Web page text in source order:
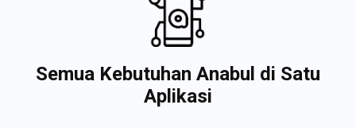
Semua Kebutuhan Anabul di Satu
Aplikasi